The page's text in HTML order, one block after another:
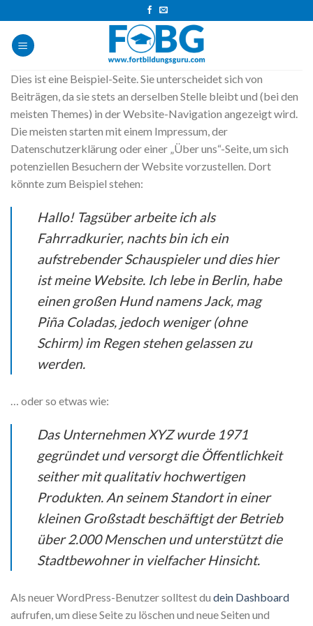
to
content
Dies ist eine Beispiel-Seite. Sie unterscheidet sich von
Beiträgen, da sie stets an derselben Stelle bleibt und (bei den
meisten Themes) in der Website-Navigation angezeigt wird.
Die meisten starten mit einem Impressum, der
Datenschutzerklärung oder einer „Über uns“-Seite, um sich
potenziellen Besuchern der Website vorzustellen. Dort
könnte zum Beispiel stehen:
Hallo! Tagsüber arbeite ich als
Fahrradkurier, nachts bin ich ein
aufstrebender Schauspieler und dies hier
ist meine Website. Ich lebe in Berlin, habe
einen großen Hund namens Jack, mag
Piña Coladas, jedoch weniger (ohne
Schirm) im Regen stehen gelassen zu
werden.
… oder so etwas wie:
Das Unternehmen XYZ wurde 1971
gegründet und versorgt die Öffentlichkeit
seither mit qualitativ hochwertigen
Produkten. An seinem Standort in einer
kleinen Großstadt beschäftigt der Betrieb
über 2.000 Menschen und unterstützt die
Stadtbewohner in vielfacher Hinsicht.
Als neuer WordPress-Benutzer solltest du dein Dashboard
aufrufen, um diese Seite zu löschen und neue Seiten und